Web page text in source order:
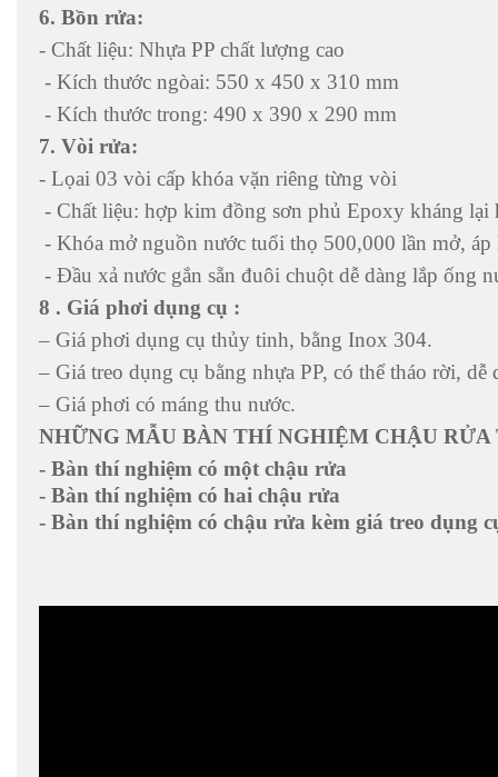
6. Bồn rửa:
- Chất liệu: Nhựa PP chất lượng cao
- Kích thước ngòai: 550 x 450 x 310 mm
- Kích thước trong: 490 x 390 x 290 mm
7. Vòi rửa:
- Lọai 03 vòi cấp khóa vặn riêng từng vòi
- Chất liệu: hợp kim đồng sơn phủ Epoxy kháng lại
- Khóa mở nguồn nước tuổi thọ 500,000 lần mở,
- Đầu xả nước gắn sẵn đuôi chuột dễ dàng lắp ống
8 . Giá phơi dụng cụ :
– Giá phơi dụng cụ thủy tinh, bằng Inox 304.
– Giá treo dụng cụ bằng nhựa PP, có thể tháo rời,
– Giá phơi có máng thu nước.
NHỮNG MẪU BÀN THÍ NGHIỆM CHẬU RỬA
- Bàn thí nghiệm có một chậu rửa
- Bàn thí nghiệm có hai chậu rửa
- Bàn thí nghiệm có chậu rửa kèm giá treo dụng